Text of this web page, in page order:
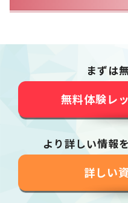
まずは
無料体験レ
より詳しい情報
詳しい